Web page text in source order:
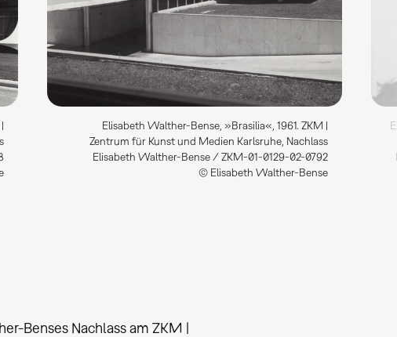
Elisabeth Walther-Bense, »Brasilia«, 1961. ZKM |
Zentrum für Kunst und Medien Karlsruhe, Nachlass
Elisabeth Walther-Bense / ZKM-01-0129-02-0792
© Elisabeth Walther-Bense
Benses Nachlass am ZKM |